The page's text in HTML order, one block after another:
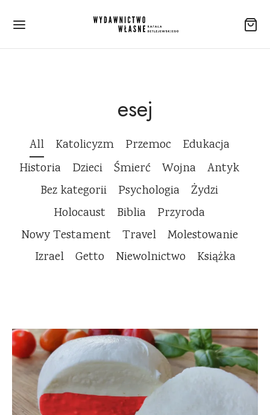
esej
All Katolicyzm Przemoc
Edukacja
Historia
Dzieci Śmierć Wojna
Antyk
Bez kategorii
Psychologia
Żydzi
Holocaust
Biblia
Przyroda
Nowy Testament
Travel
Molestowanie
Izrael
Getto Niewolnictwo Książka